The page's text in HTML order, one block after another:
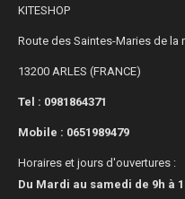
KITESHOP
Route des Saintes-Maries de la
13200 ARLES (FRANCE)
Tel : 0981864371
Mobile : 0651989479
Horaires et jours d'ouvertures :
Du Mardi au samedi de 9h à